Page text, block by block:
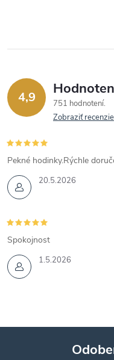
4,9
751 hodnotení
Zobraziť recenzie
20.5.2026
Pekné hodinky.Rýchle
1.5.2026
Spokojnost